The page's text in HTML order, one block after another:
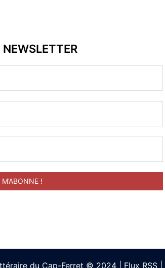
du Cap-Ferret © 2024 Flux RSS